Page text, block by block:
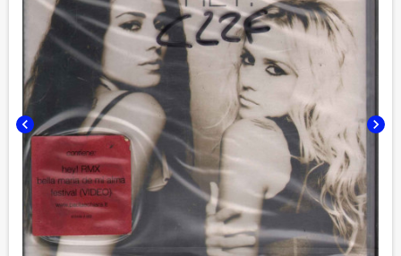
chevron_left chevron_right